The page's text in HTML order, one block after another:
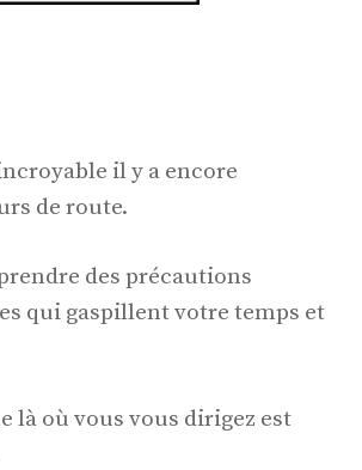
il y a encore
de route.
des précautions
qui gaspillent votre temps et
là où vous vous dirigez est